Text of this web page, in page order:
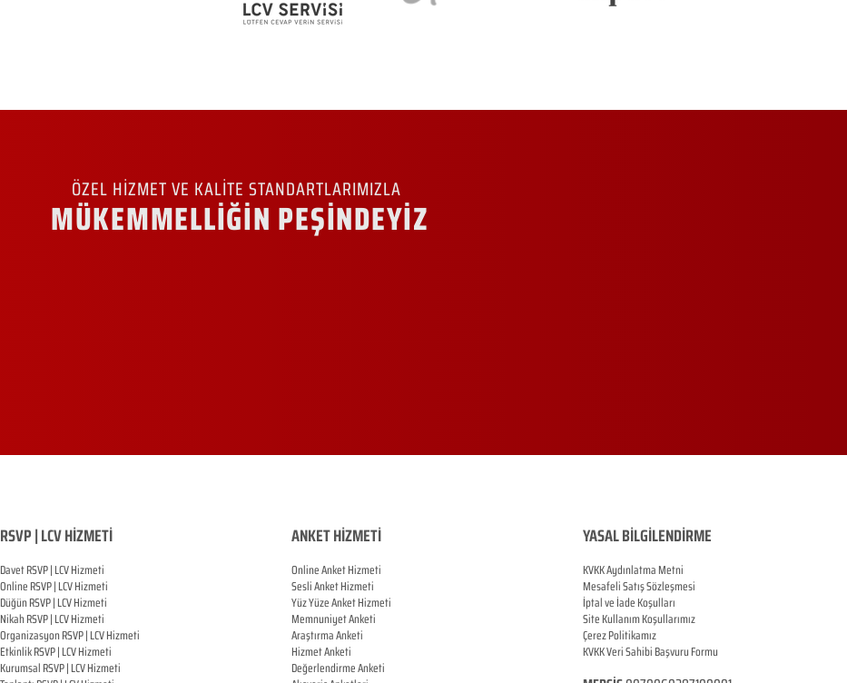
ÖZEL HİZMET VE KALİTE STANDARTLARIMIZLA
MÜKEMMELLİĞİN PEŞİNDEYİZ
RSVP | LCV HİZMETİ
Davet RSVP | LCV Hizmeti
OnlineRSVP |LCV Hizmeti
DüğünRSVP |LCV Hizmeti
NikahRSVP |LCV Hizmeti
OrganizasyonRSVP |LCV Hizmeti
EtkinlikRSVP |LCV Hizmeti
KurumsalRSVP |LCV Hizmeti
ANKET HİZMETİ
Online Anket Hizmeti
Sesli Anket Hizmeti
Yüz Yüze Anket Hizmeti
Memnuniyet Anketi
Araştırma Anketi
Hizmet Anketi
Değerlendirme Anketi
YASAL BİLGİLENDİRME
KVKK Aydınlatma Metni
Mesafeli Satış Sözleşmesi
İptal ve İade Koşulları
Site Kullanım Koşullarımız
Çerez Politikamız
KVKK Veri Sahibi Başvuru Formu